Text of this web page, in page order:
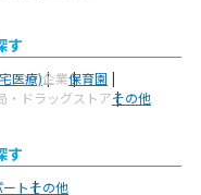
す
医療)企業保育園
・ドラッグストアその他
す
トその他